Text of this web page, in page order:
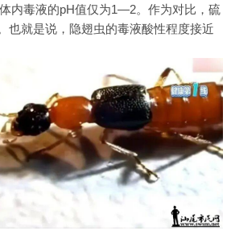
内毒液的pH值仅为1—2。作为对比，硫
也就是说，隐翅虫的毒液酸性程度接近